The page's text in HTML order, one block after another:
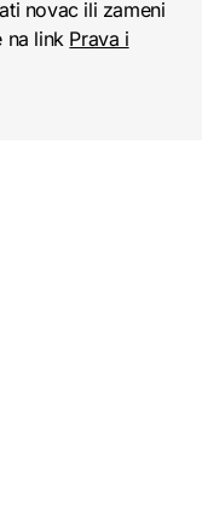
novac ili zameni
na link Prava i